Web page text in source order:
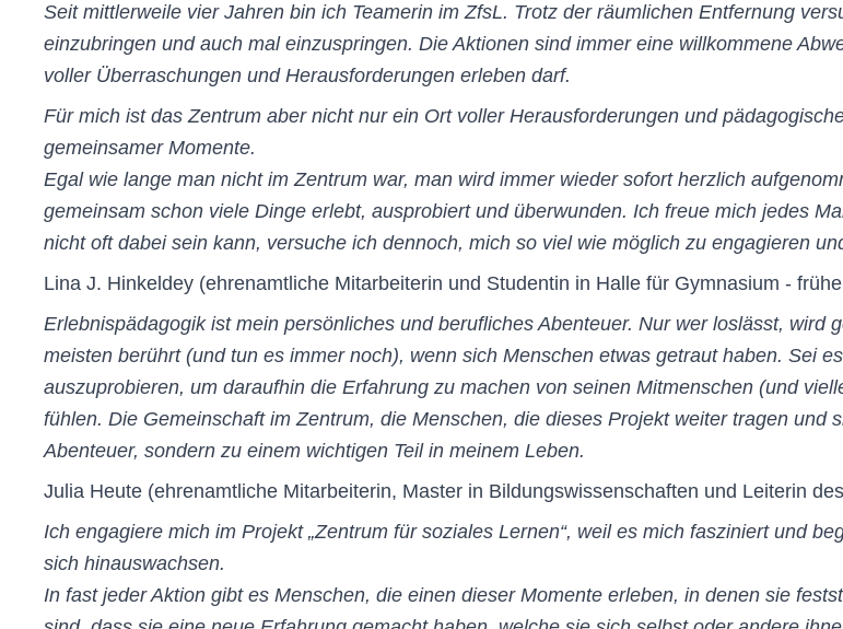
Seit mittlerweile vier Jahren bin ich Teamerin im ZfsL. Trotz der räumlichen Entfernung
einzubringen und auch mal einzuspringen. Die Aktionen sind immer eine willkommene
voller Überraschungen und Herausforderungen erleben darf. ​
Für mich ist das Zentrum aber nicht nur ein Ort voller Herausforderungen und
gemeinsamer Momente.
Egal wie lange man nicht im Zentrum war, man wird immer wieder sofort herzlich
gemeinsam schon viele Dinge erlebt, ausprobiert und überwunden. Ich freue mich jedes
nicht oft dabei sein kann, versuche ich dennoch, mich so viel wie möglich zu engagieren
Lina J. Hinkeldey (ehrenamtliche Mitarbeiterin und Studentin in Halle für Gymnasium -
Erlebnispädagogik ist mein persönliches und berufliches Abenteuer. Nur wer loslässt,
meisten berührt (und tun es immer noch), wenn sich Menschen etwas getraut haben. Sei
auszuprobieren, um daraufhin die Erfahrung zu machen von seinen Mitmenschen (und
fühlen. Die Gemeinschaft im Zentrum, die Menschen, die dieses Projekt weiter tragen
Abenteuer, sondern zu einem wichtigen Teil in meinem Leben.
Julia Heute (ehrenamtliche Mitarbeiterin, Master in Bildungswissenschaften und Leiterin
Ich engagiere mich im Projekt „Zentrum für soziales Lernen“, weil es mich fasziniert und
sich hinauswachsen.
In fast jeder Aktion gibt es Menschen, die einen dieser Momente erleben, in denen sie